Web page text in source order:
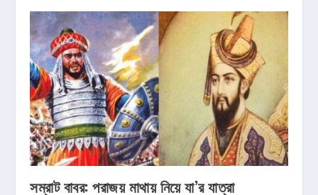
সম্রাট বাবর: পরাজয় মাথায় নিয়ে যা’র যাত্রা